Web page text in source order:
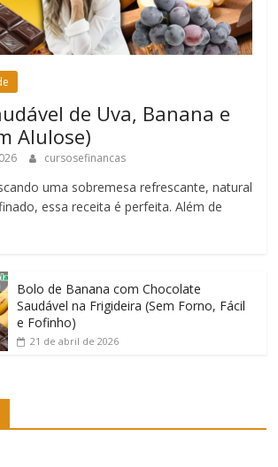
de Uva, Banana e
Alulose)
cursosefinancas
uma sobremesa refrescante, natural
essa receita é perfeita. Além de
Bolo de Banana com Chocolate
Saudável na Frigideira (Sem Forno, Fácil
e Fofinho)
21 de abril de 2026